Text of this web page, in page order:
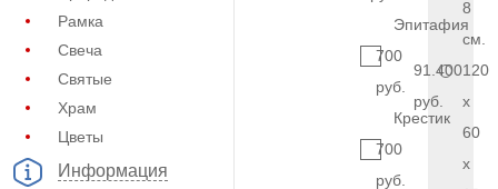
Рамка
Свеча
Святые
Храм
Цветы
Информация
Эпитафия
700
руб.
Крестик
700
руб.
8
см.
91.400
руб.
120
x
60
x